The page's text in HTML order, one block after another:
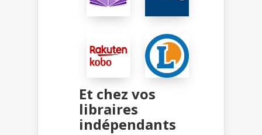
Et chez vos
libraires
indépendants